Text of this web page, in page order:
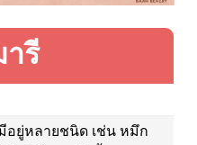
รี
ยู่หลายชนิด เช่น หมึก